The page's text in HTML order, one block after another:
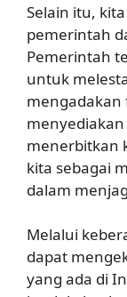
Selain itu,
pemerintah
Pemerintah
untuk
mengadakan
menerbitkan
kita sebagai
dalam
Melalui
dapat
yang ada di